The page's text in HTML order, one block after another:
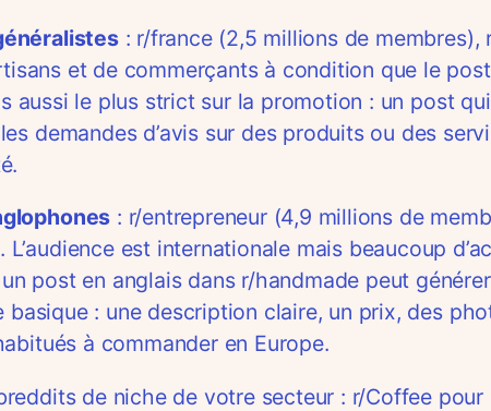
: r/france (2,5 millions de membres),
et de commerçants à condition que le
aussi le plus strict sur la promotion : un post
demandes d’avis sur des produits ou des
: r/entrepreneur (4,9 millions de
est internationale mais beaucoup
post en anglais dans r/handmade peut
basique : une description claire, un prix, des
à commander en Europe.
de niche de votre secteur : r/Coffee